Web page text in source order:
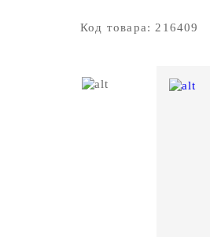
Код товара: 216409